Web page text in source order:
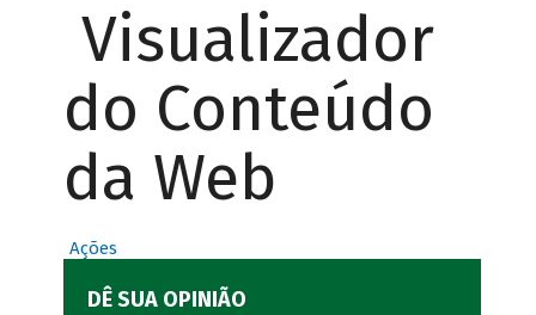
Visualizador
do Conteúdo
da Web
Ações
DÊ SUA OPINIÃO